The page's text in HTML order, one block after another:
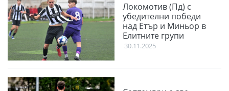
Локомотив (Пд) с
убедителни победи
над Етър и Миньор в
Елитните групи
30.11.2025